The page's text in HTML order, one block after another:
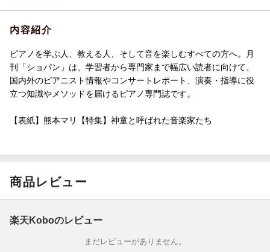
内容紹介
ピアノを学ぶ人、教える人、そして音を楽しむすべての方へ。月
刊「ショパン」は、学習者から専門家まで幅広い読者に向けて、
国内外のピアニスト情報やコンサートレポート、演奏・指導に役
立つ知識やメソッドを届けるピアノ専門誌です。
【表紙】熊本マリ【特集】神童と呼ばれた音楽家たち
商品レビュー
楽天Koboのレビュー
まだレビューがありません。